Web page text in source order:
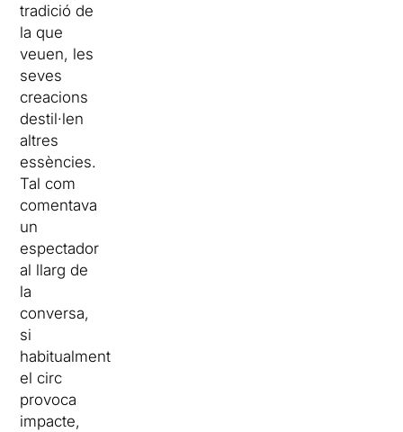
tradició de
la que
veuen, les
seves
creacions
destil·len
altres
essències.
Tal com
comentava
un
espectador
al llarg de
la
conversa,
si
habitualment
el circ
provoca
impacte,